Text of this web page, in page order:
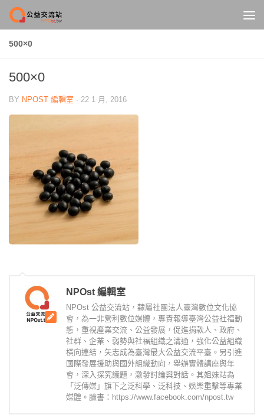
Skip to content
500×0
500×0
BY NPOST 編輯室 · 22 1 月, 2016
NPOst 編輯室
NPOst 公益交流站，隸屬社團法人臺灣數位文化協
會，為一非營利數位媒體，專責報導臺灣公益社福動
態，重視產業交流、公益發展，促進捐款人、政府、
社群、企業、弱勢與社福組織之溝通，強化公益組織
橫向連結，矢志成為臺灣最大公益交流平臺。另引進
國際發展援助與國外組織動向，舉辦實體講座與年
會，深入探究議題，激發討論與對話。其姐妹站為
「泛傳媒」旗下之泛科學、泛科技、娛樂重擊等專業
媒體。臉書：https://www.facebook.com/npost.tw